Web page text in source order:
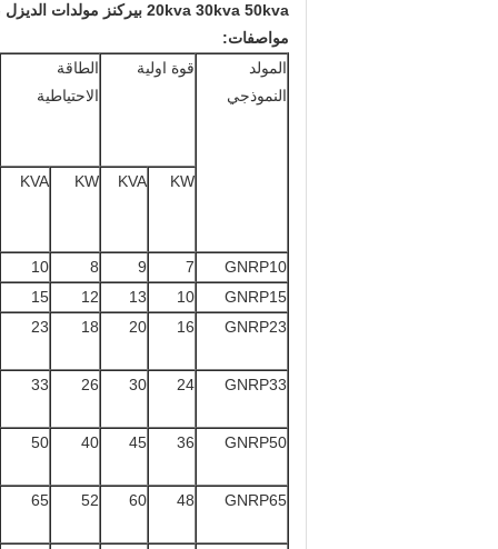
20kva 30kva 50kva بيركنز مولدات الديزل ، المولدات الكهربائية الاحتياطية
مواصفات:
المولد
النموذجي
قوة اولية
الطاقة
الاحتياطية
KW
KVA
KW
KVA
GNRP10
7
9
8
10
GNRP15
10
13
12
15
GNRP23
16
20
18
23
GNRP33
24
30
26
33
GNRP50
36
45
40
50
GNRP65
48
60
52
65